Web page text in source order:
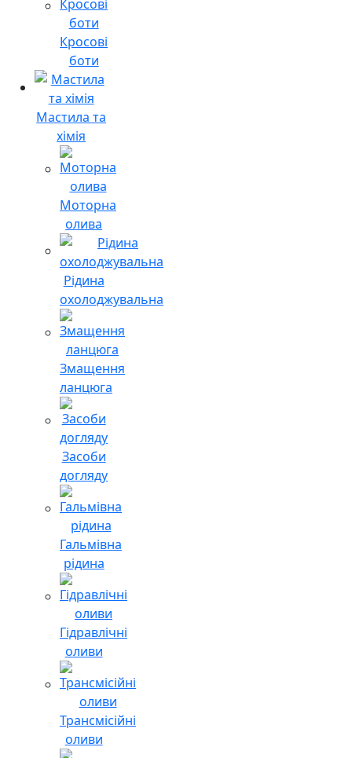
Кросові
боти
Мастила та
хімія
Моторна
олива
Рідина
охолоджувальна
Змащення
ланцюга
Засоби
догляду
Гальмівна
рідина
Гідравлічні
оливи
Трансмісійні
оливи